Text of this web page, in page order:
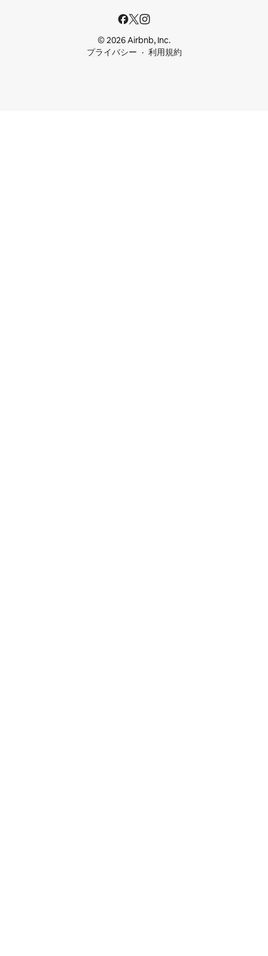
© 2026 Airbnb, Inc.
プライバシー
利用規約